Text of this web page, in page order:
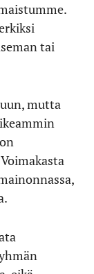
tai
mutta